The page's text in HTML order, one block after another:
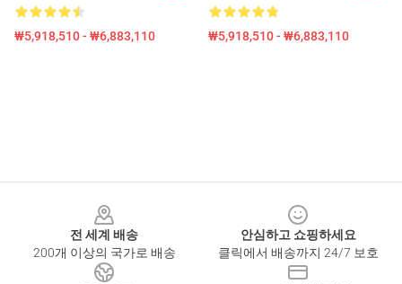
₩5,918,510 - ₩6,883,110 ₩5,918,510 - ₩6,883,110
전 세계 배송
200개 이상의 국가로 배송
안심하고 쇼핑하세요
클릭에서 배송까지 24/7 보호